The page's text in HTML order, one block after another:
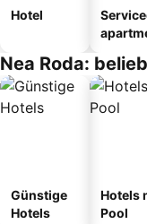
Hotel
Nea Roda:
Günstige
Hotels
Hotels
Pool